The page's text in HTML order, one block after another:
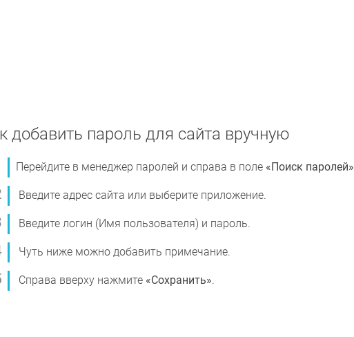
добавить пароль для сайта вручную
Перейдите в менеджер паролей и справа в поле «Поиск паролей»
Введите адрес сайта или выберите приложение.
Введите логин (Имя пользователя) и пароль.
Чуть ниже можно добавить примечание.
Справа вверху нажмите «Сохранить».